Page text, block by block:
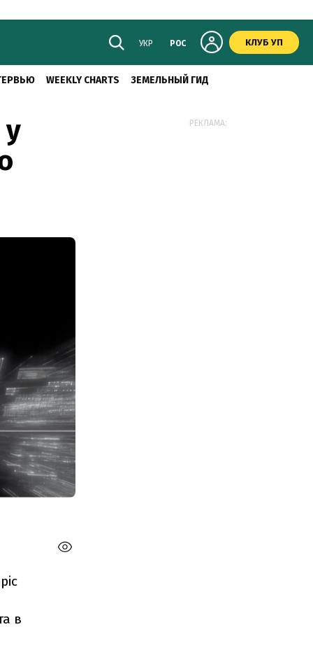
УКР РОС КЛУБ УП
WEEKLY CHARTS ЗЕМЕЛЬНЫЙ ГИД
в
РЕКЛАМА: